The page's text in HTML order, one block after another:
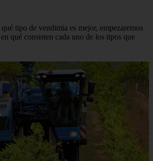
tipo de vendimia es mejor, empezaremos
qué consisten cada uno de los tipos que